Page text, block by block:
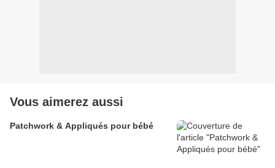
Vous aimerez aussi
Patchwork & Appliqués pour bébé